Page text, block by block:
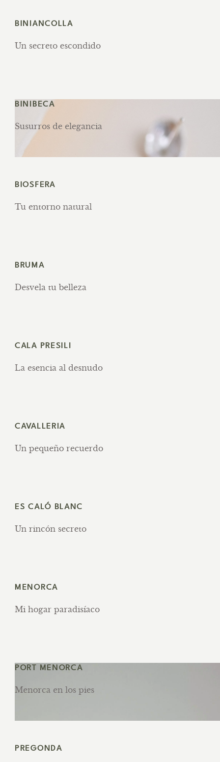
BINIANCOLLA
Un secreto escondido
BINIBECA
Susurros de elegancia
BIOSFERA
Tu entorno natural
BRUMA
Desvela tu belleza
CALA PRESILI
La esencia al desnudo
CAVALLERIA
Un pequeño recuerdo
ES CALÓ BLANC
Un rincón secreto
MENORCA
Mi hogar paradisíaco
PORT MENORCA
Menorca en los pies
PREGONDA